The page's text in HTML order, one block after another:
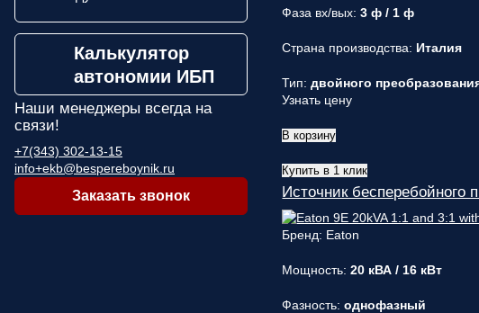
Калькулятор
автономии ИБП
Наши менеджеры всегда на
связи!
+7(343) 302-13-15
info+ekb@bespereboynik.ru
Заказать звонок
Фаза вх/вых:3 ф / 1 ф
Страна производства: Италия
Тип:двойного
Узнать цену
В корзину
Купить в 1 клик
Источник бесперебойного
Бренд: Eaton
Мощность:20 кВА / 16 кВт
Фазность:однофазный